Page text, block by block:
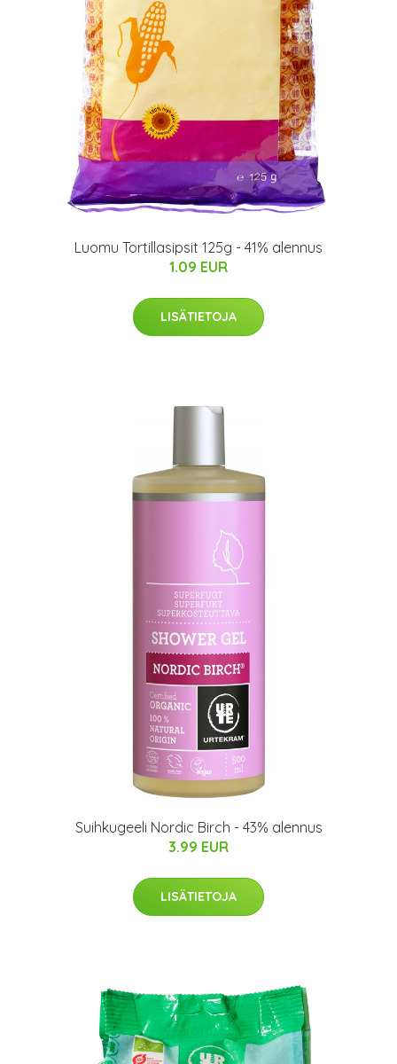
Luomu Tortillasipsit 125g - 41% alennus
1.09 EUR
LISÄTIETOJA
Suihkugeeli Nordic Birch - 43% alennus
3.99 EUR
LISÄTIETOJA